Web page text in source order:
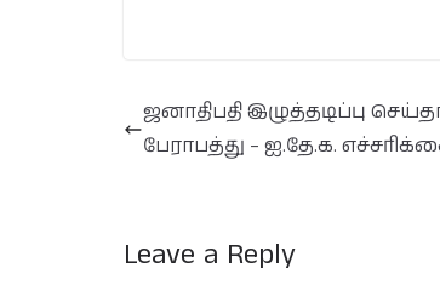
ஜனாதிபதி இழுத்தடிப்பு
பேராபத்து – ஐ.தே.க.
Leave a Reply